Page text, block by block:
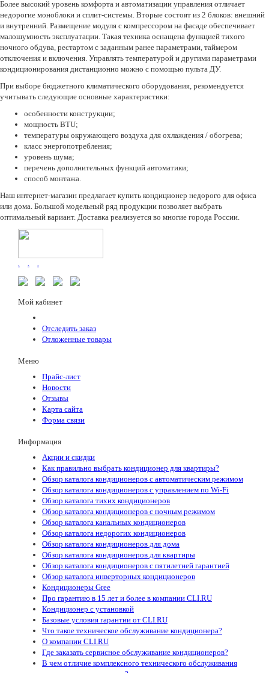
Более высокий уровень комфорта и автоматизации управления отличает
недорогие моноблоки и сплит-системы. Вторые состоят из 2 блоков: внешний
и внутренний. Размещение модуля с компрессором на фасаде обеспечивает
малошумность эксплуатации. Такая техника оснащена функцией тихого
ночного обдува, рестартом с заданным ранее параметрами, таймером
отключения и включения. Управлять температурой и другими параметрами
кондиционирования дистанционно можно с помощью пульта ДУ.
При выборе бюджетного климатического оборудования, рекомендуется
учитывать следующие основные характеристики:
особенности конструкции;
мощность BTU;
температуры окружающего воздуха для охлаждения / обогрева;
класс энергопотребления;
уровень шума;
перечень дополнительных функций автоматики;
способ монтажа.
Наш интернет-магазин предлагает купить кондиционер недорого для офиса
или дома. Большой модельный ряд продукции позволяет выбрать
оптимальный вариант. Доставка реализуется во многие города России.
. . .
Мой кабинет
Отследить заказ
Отложенные товары
Меню
Прайс-лист
Новости
Отзывы
Карта сайта
Форма связи
Информация
Акции и скидки
Как правильно выбрать кондиционер для квартиры?
Обзор каталога кондиционеров с автоматическим режимом
Обзор каталога кондиционеров с управлением по Wi-Fi
Обзор каталога тихих кондиционеров
Обзор каталога кондиционеров с ночным режимом
Обзор каталога канальных кондиционеров
Обзор каталога недорогих кондиционеров
Обзор каталога кондиционеров для дома
Обзор каталога кондиционеров для квартиры
Обзор каталога кондиционеров с пятилетней гарантией
Обзор каталога инверторных кондиционеров
Кондиционеры Gree
Про гарантию в 15 лет и более в компании CLI.RU
Кондиционер с установкой
Базовые условия гарантии от CLI.RU
Что такое техническое обслуживание кондиционера?
О компании CLI.RU
Где заказать сервисное обслуживание кондиционеров?
В чем отличие комплексного технического обслуживания